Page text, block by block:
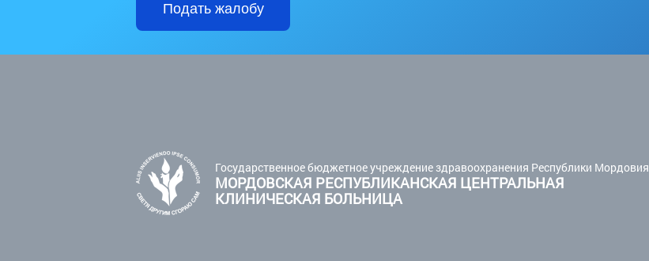
Подать жалобу
Государственное бюджетное учреждение здравоохранения Республики Мордовия
МОРДОВСКАЯ РЕСПУБЛИКАНСКАЯ ЦЕНТРАЛЬНАЯ
КЛИНИЧЕСКАЯ БОЛЬНИЦА